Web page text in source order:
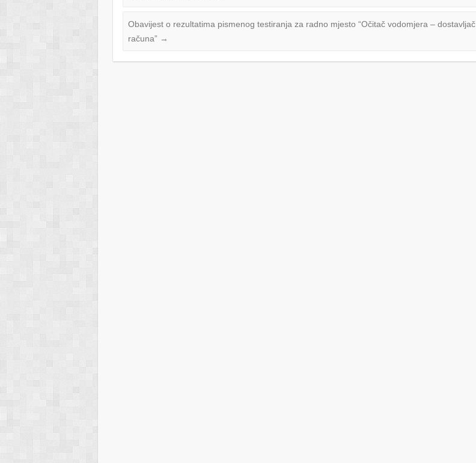
Obavijest o rezultatima pismenog testiranja za radno mjesto “Očitač vodomjera – dostavljač
računa” →